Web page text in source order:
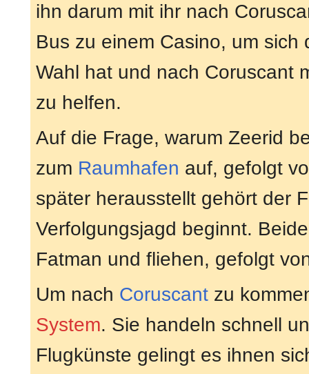
ihn darum mit ihr nach
Bus zu einem Casino, um
Wahl hat und nach Coruscant
zu helfen.
Auf die Frage, warum Zeerid
zum Raumhafen auf, gefolgt
später herausstellt gehört der
Verfolgungsjagd beginnt.
Fatman und fliehen, gefolgt
Um nach Coruscant zu
System. Sie handeln schnell
Flugkünste gelingt es ihnen